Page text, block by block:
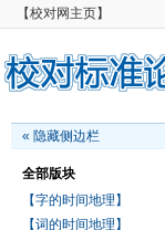
【校对网主页】
« 隐藏侧边栏
全部版块
【字的时间地理】
【词的时间地理】